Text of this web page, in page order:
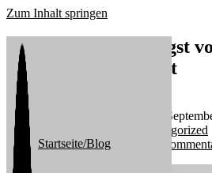
Zum Inhalt springen
Startseite/Blog
FOPaT: Wie die Angst
Verhalten beeinflusst
27.
Uncategorized
Beitrags-Kommentare:
0